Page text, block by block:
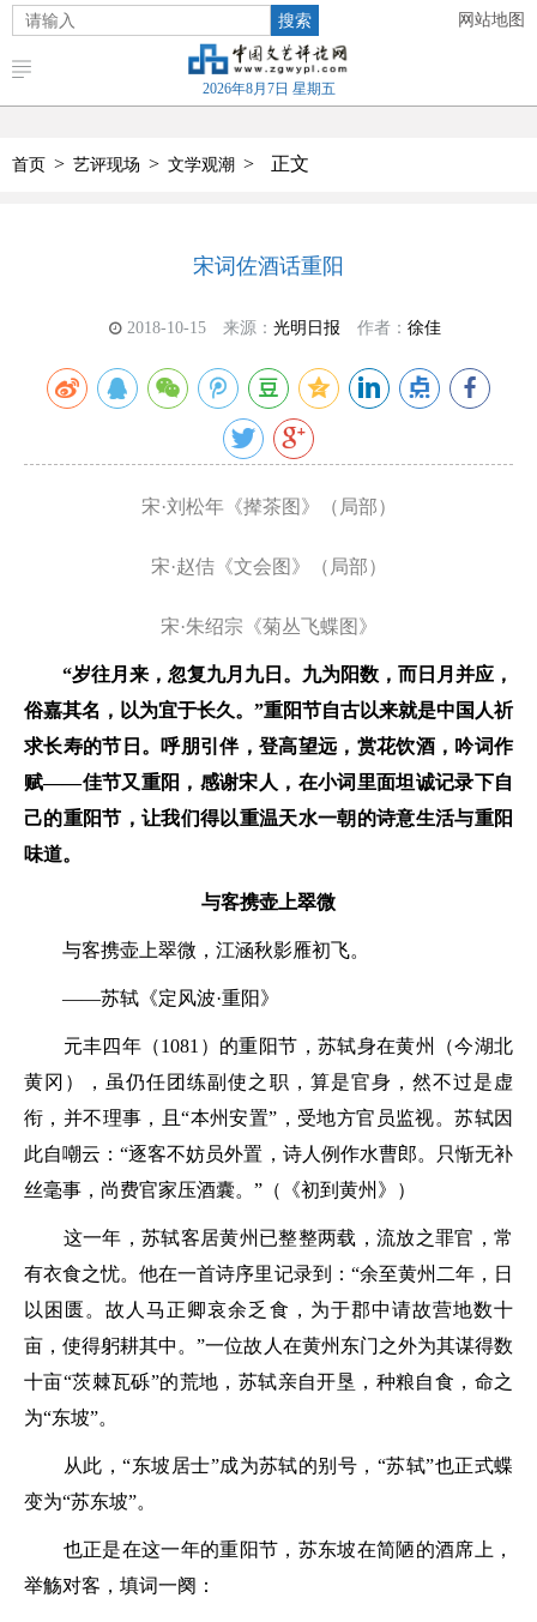
搜索 网站地图
2026年8月7日 星期五
首页 > 艺评现场 > 文学观潮 > 正文
宋词佐酒话重阳
2018-10-15 来源： 光明日报 作者： 徐佳
宋·刘松年《撵茶图》（局部）
宋·赵佶《文会图》（局部）
宋·朱绍宗《菊丛飞蝶图》
“岁往月来，忽复九月九日。九为阳数，而日月并应，
俗嘉其名，以为宜于长久。 ”重阳节自古以来就是中国人祈
求长寿的节日。呼朋引伴，登高望远，赏花饮酒，吟词作
赋——佳节又重阳，感谢宋人，在小词里面坦诚记录下自
己的重阳节，让我们得以重温天水一朝的诗意生活与重阳
味道。
与客携壶上翠微
与客携壶上翠微，江涵秋影雁初飞。
——苏轼《定风波·重阳》
元丰四年（1081）的重阳节，苏轼身在黄州（今湖北
黄冈），虽仍任团练副使之职，算是官身，然不过是虚
衔，并不理事，且“本州安置”，受地方官员监视。苏轼因
此自嘲云：“逐客不妨员外置，诗人例作水曹郎。只惭无补
丝毫事，尚费官家压酒囊。”（《初到黄州》）
这一年，苏轼客居黄州已整整两载，流放之罪官，常
有衣食之忧。他在一首诗序里记录到：“余至黄州二年，日
以困匮。故人马正卿哀余乏食，为于郡中请故营地数十
亩，使得躬耕其中。”一位故人在黄州东门之外为其谋得数
十亩“茨棘瓦砾”的荒地，苏轼亲自开垦，种粮自食，命之
为“东坡”。
从此，“东坡居士”成为苏轼的别号，“苏轼”也正式蝶
变为“苏东坡”。
也正是在这一年的重阳节，苏东坡在简陋的酒席上，
举觞对客，填词一阕：